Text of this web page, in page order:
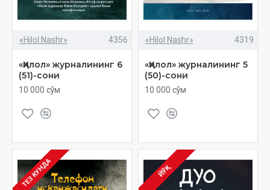
«Hilol Nashr» 4356
«Ҳилол» журналининг 6
(51)-сони
10 000 сўм
«Hilol Nashr» 4319
«Ҳилол» журналининг 5
(50)-сони
10 000 сўм
ТЕЗ КУНДА ЙЎҚ